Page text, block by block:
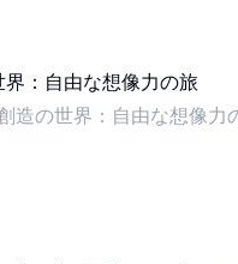
造の世界：自由な想像力